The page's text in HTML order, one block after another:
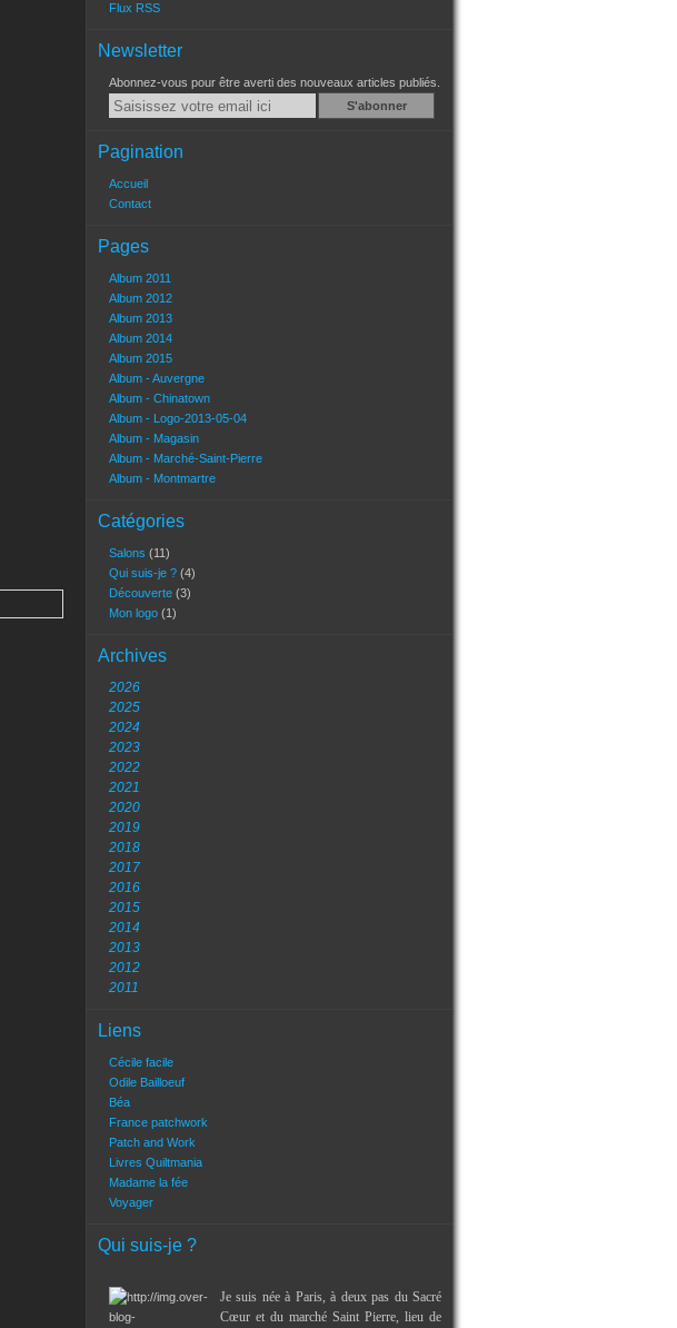
Flux RSS
Newsletter
Abonnez-vous pour être averti des nouveaux articles publiés.
Email
Pagination
Accueil
Contact
Pages
Album 2011
Album 2012
Album 2013
Album 2014
Album 2015
Album - Auvergne
Album - Chinatown
Album - Logo-2013-05-04
Album - Magasin
Album - Marché-Saint-Pierre
Album - Montmartre
Catégories
Salons (11)
Qui suis-je ? (4)
Découverte (3)
Mon logo (1)
Archives
2026
2025
2024
2023
2022
2021
2020
2019
2018
2017
2016
2015
2014
2013
2012
2011
Liens
Cécile facile
Odile Bailloeuf
Béa
France patchwork
Patch and Work
Livres Quiltmania
Madame la fée
Voyager
Qui suis-je ?
Je suis née à Paris, à deux pas du Sacré
Cœur et du marché Saint Pierre, lieu de